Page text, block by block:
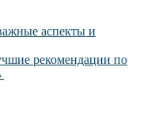
аспекты и
рекомендации по